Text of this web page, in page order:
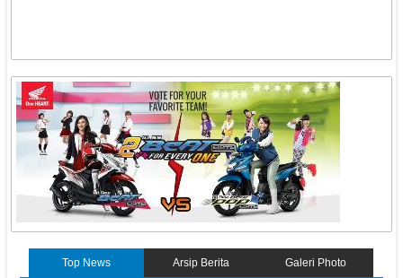
Top News Arsip Berita Galeri Photo